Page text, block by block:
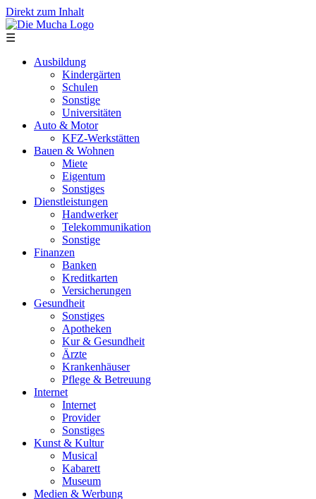
Direkt zum Inhalt
☰
Ausbildung
Kindergärten
Schulen
Sonstige
Universitäten
Auto & Motor
KFZ-Werkstätten
Bauen & Wohnen
Miete
Eigentum
Sonstiges
Dienstleistungen
Handwerker
Telekommunikation
Sonstige
Finanzen
Banken
Kreditkarten
Versicherungen
Gesundheit
Sonstiges
Apotheken
Kur & Gesundheit
Ärzte
Krankenhäuser
Pflege & Betreuung
Internet
Internet
Provider
Sonstiges
Kunst & Kultur
Musical
Kabarett
Museum
Medien & Werbung